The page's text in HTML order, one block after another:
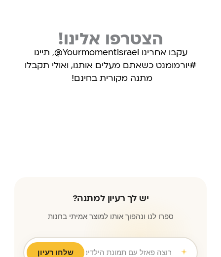
הצטרפו אלינו!
עקבו אחרינו Yourmomentisrael@, תייגו
#יורמומנט כשאתם מעלים אותנו, ואולי תקבלו
מתנה מקורית בחינם!
יש לך רעיון למתנה?
ספרו לנו ונהפוך אותו למוצר אמיתי בחנות
רוצה פאזל עם תמונת הילדים לסבא וסב
שלחו רעיון